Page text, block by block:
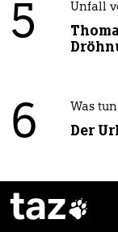
5 Unfall
6 Was
Der
taz